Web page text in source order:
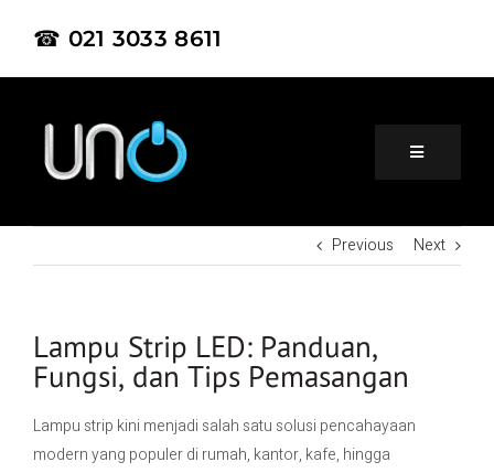
☎ 021 3033 8611
HomePrevious Next
Lampu Strip LED: Panduan,
Fungsi, dan Tips Pemasangan
Lampu strip kini menjadi salah satu solusi pencahayaan
modern yang populer di rumah, kantor, kafe, hingga